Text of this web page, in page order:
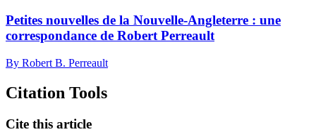
Petites nouvelles de la Nouvelle-Angleterre : une
correspondance de Robert Perreault
By Robert B. Perreault
Citation Tools
Cite this article